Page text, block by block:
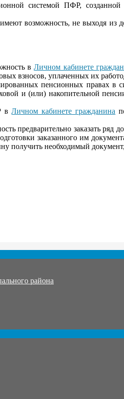
системой ПФР,
возможность, не выходя из
вЛичном кабинете
взносов, уплаченных их
пенсионных правах в
и (или) накопительной
вЛичном кабинете гражданина
предварительно заказать
заказанного им
получить необходимый
района